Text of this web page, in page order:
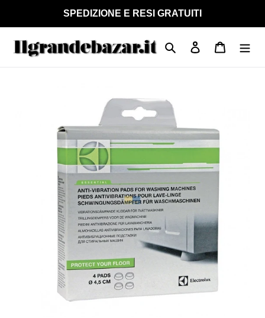
contenuti
SPEDIZIONE E RESI GRATUITI
Cerca Accedi Carrello